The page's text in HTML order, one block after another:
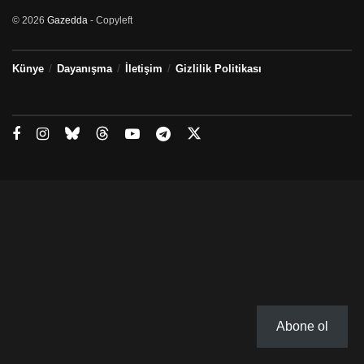
© 2026 Gazedda - Copyleft
Künye Dayanışma İletişim Gizlilik Politikası
Abone ol